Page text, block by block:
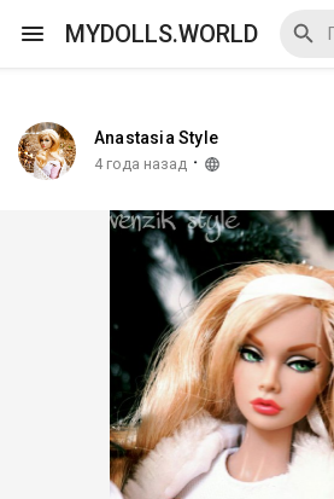
MYDOLLS.WORLD
Смотреть Действа
Я организатор
Смотреть Блоги
Смотреть Базар
Anastasia Style
4 года назад ·